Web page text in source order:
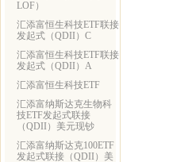
LOF）
汇添富恒生科技ETF联接
发起式（QDII）C
汇添富恒生科技ETF联接
发起式（QDII）A
汇添富恒生科技ETF
汇添富纳斯达克生物科
技ETF发起式联接
（QDII）美元现钞
汇添富纳斯达克100ETF
发起式联接（QDII）美